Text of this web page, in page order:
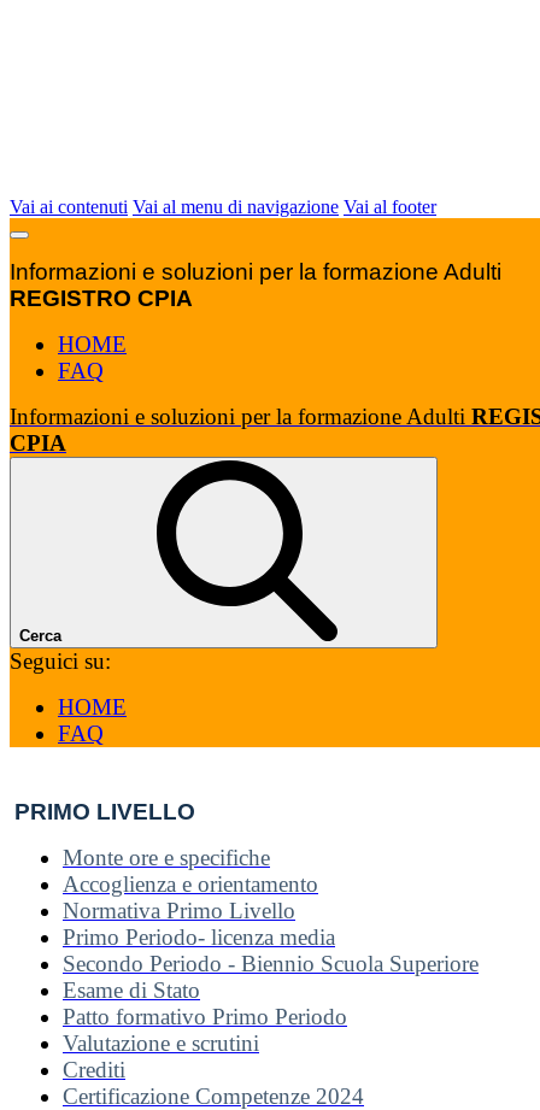
Vai ai contenuti Vai al menu di navigazione Vai al footer
Informazioni e soluzioni per la formazione Adulti
REGISTRO CPIA
HOME
FAQ
Informazioni e soluzioni per la formazione Adulti
CPIA
Cerca
Seguici su:
HOME
FAQ
PRIMO LIVELLO
Monte ore e specifiche
Accoglienza e orientamento
Normativa Primo Livello
Primo Periodo- licenza media
Secondo Periodo - Biennio Scuola Superiore
Esame di Stato
Patto formativo Primo Periodo
Valutazione e scrutini
Crediti
Certificazione Competenze 2024